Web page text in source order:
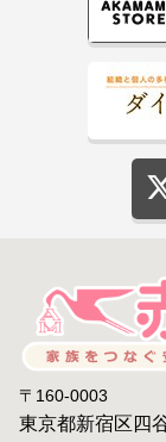
〒160-0003
東京都新宿区四